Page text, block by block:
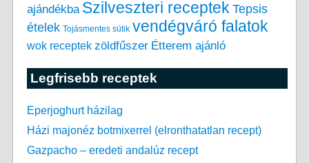
ajándékba Szilveszteri receptek Tepsis
ételek Tojásmentes sütik vendégváró falatok
wok receptek zöldfűszer Étterem ajánló
Legfrisebb receptek
Eperjoghurt házilag
Házi majonéz botmixerrel (elronthatatlan recept)
Gazpacho – eredeti andalúz recept